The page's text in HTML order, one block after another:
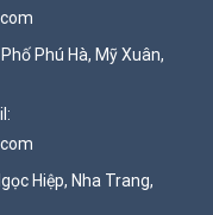
Phú Hà, Mỹ Xuân,
Hiệp, Nha Trang,